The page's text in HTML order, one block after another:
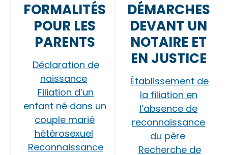
FORMALITÉS
POUR LES
PARENTS
Déclaration de
naissance
Filiation d’un
enfant né dans un
couple marié
hétérosexuel
Reconnaissance
DÉMARCHES
DEVANT UN
NOTAIRE ET
EN JUSTICE
Établissement de
la filiation en
l’absence de
reconnaissance
du père
Recherche de